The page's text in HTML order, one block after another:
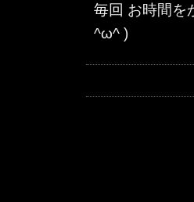
毎回 お時間を
^ω^ )